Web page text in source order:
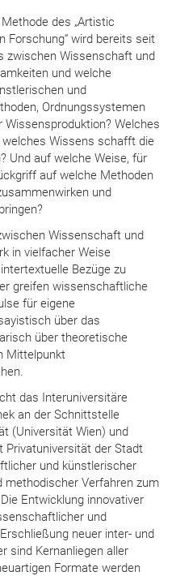
des „Artistic
Forschung“ wird bereits seit
zwischen Wissenschaft und
und welche
und
Ordnungssystemen
Wissensproduktion? Welches
Wissens schafft die
Und auf welche Weise, für
auf welche Methoden
und
Wissenschaft und
in vielfacher Weise
Bezüge zu
greifen wissenschaftliche
für eigene
über das
über theoretische
Mittelpunkt
das Interuniversitäre
an der Schnittstelle
(Universität Wien) und
Privatuniversität der Stadt
und künstlerischer
Verfahren zum
Entwicklung innovativer
und
neuer inter- und
sind Kernanliegen aller
Formate werden